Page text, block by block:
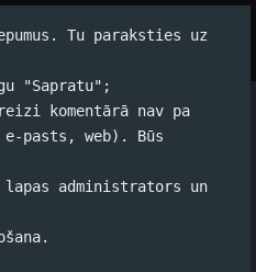
Tu paraksties uz
"Sapratu";
komentārā nav pa
pasts, web). Būs
administrators un
17:56 /#Dzīve/